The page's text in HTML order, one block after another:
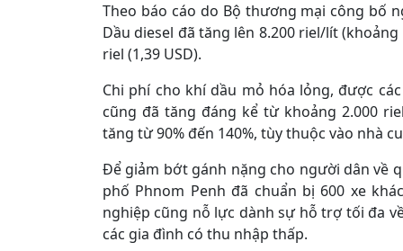
Theo báo cáo do Bộ thương mại công bố
Dầu diesel đã tăng lên 8.200 riel/lít
riel (1,39 USD).
Chi phí cho khí dầu mỏ hóa lỏng, được
cũng đã tăng đáng kể từ khoảng 2.000
tăng từ 90% đến 140%, tùy thuộc vào nhà
Để giảm bớt gánh nặng cho người dân về
phố Phnom Penh đã chuẩn bị 600 xe
nghiệp cũng nỗ lực dành sự hỗ trợ tối đa
các gia đình có thu nhập thấp.